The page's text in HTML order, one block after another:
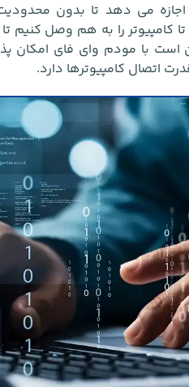
اجازه می دهد تا بدون
کامپیوتر را به هم وصل کنیم تا
است با مودم وای فای امکان
اتصال کامپیوترها دارد.